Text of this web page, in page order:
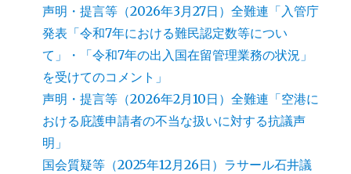
声明・提言等（2026年3月27日）全難連「入管庁
発表「令和7年における難民認定数等につい
て」・「令和7年の出入国在留管理業務の状況」
を受けてのコメント」
声明・提言等（2026年2月10日）全難連「空港に
おける庇護申請者の不当な扱いに対する抗議声
明」
国会質疑等（2025年12月26日）ラサール石井議